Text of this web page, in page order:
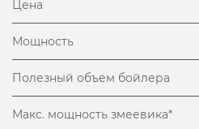
Цена
Мощность
Полезный объем бойлера
Макс. мощность змеевика*